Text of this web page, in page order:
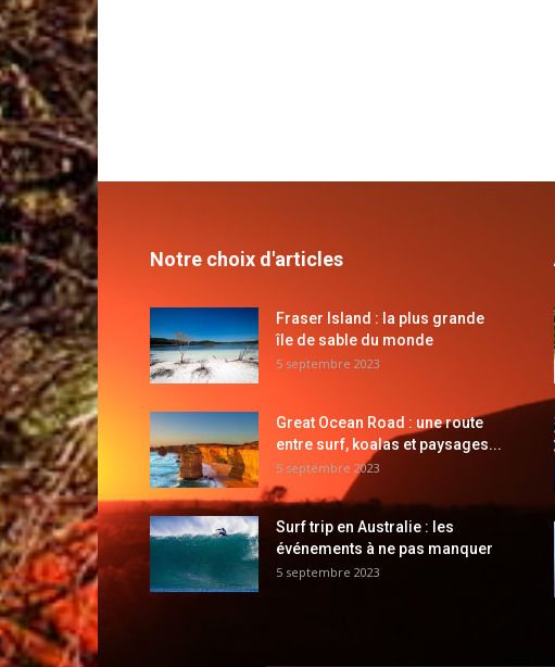
Notre choix d'articles
Fraser Island : la plus grande
île de sable du monde
5 septembre 2023
Great Ocean Road : une route
entre surf, koalas et paysages...
5 septembre 2023
Surf trip en Australie : les
événements à ne pas manquer
5 septembre 2023